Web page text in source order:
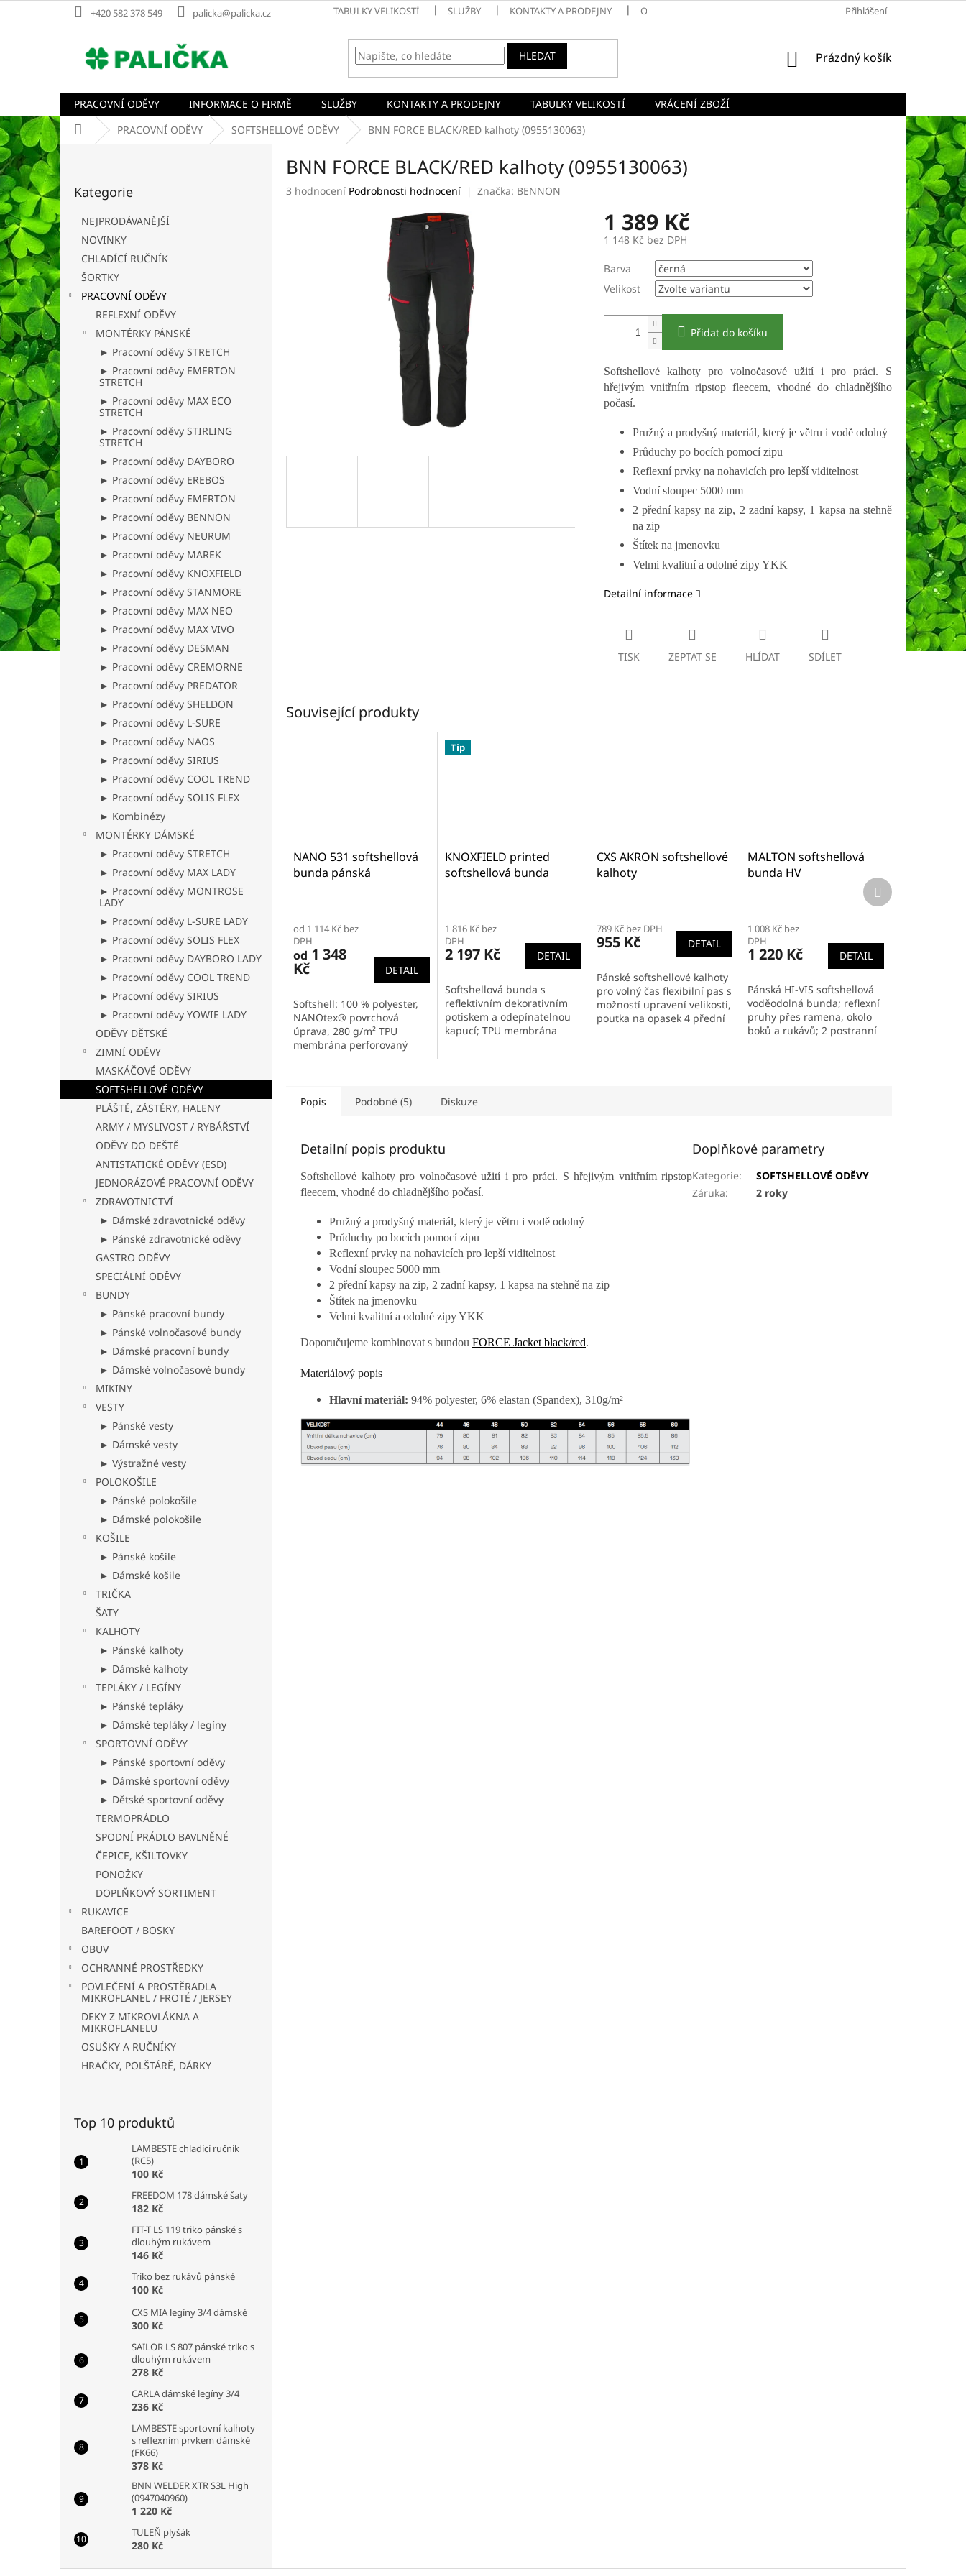
na
+420 582 378 549 palicka@palicka.cz TABULKY VELIKOSTÍ SLUŽBY KONTAKTY A PRODEJNY OBCHODNÍ PODMÍNKY PODMÍNKY OCHRANY OSOBNÍCH ÚDAJŮ
Přihlášení
HLEDAT
NÁKUPNÍ
Prázdný košík
PRACOVNÍ ODĚVY INFORMACE O FIRMĚ SLUŽBY KONTAKTY A PRODEJNY TABULKY VELIKOSTÍ
VRÁCENÍ ZBOŽÍ
Domů PRACOVNÍ ODĚVY SOFTSHELLOVÉ ODĚVY BNN FORCE BLACK/RED kalhoty (0955130063)
P
o
s
t
r
a
n
n
í
p
a
n
l
kategorie
Kategorie
NEJPRODÁVANĚJŠÍ
NOVINKY
CHLADÍCÍ RUČNÍK
ŠORTKY
PRACOVNÍ ODĚVY
REFLEXNÍ ODĚVY
MONTÉRKY PÁNSKÉ
► Pracovní oděvy STRETCH
► Pracovní oděvy EMERTON
STRETCH
► Pracovní oděvy MAX ECO
STRETCH
► Pracovní oděvy STIRLING
STRETCH
► Pracovní oděvy DAYBORO
► Pracovní oděvy EREBOS
► Pracovní oděvy EMERTON
► Pracovní oděvy BENNON
► Pracovní oděvy NEURUM
► Pracovní oděvy MAREK
► Pracovní oděvy KNOXFIELD
► Pracovní oděvy STANMORE
► Pracovní oděvy MAX NEO
► Pracovní oděvy MAX VIVO
► Pracovní oděvy DESMAN
► Pracovní oděvy CREMORNE
► Pracovní oděvy PREDATOR
► Pracovní oděvy SHELDON
► Pracovní oděvy L-SURE
► Pracovní oděvy NAOS
► Pracovní oděvy SIRIUS
► Pracovní oděvy COOL TREND
► Pracovní oděvy SOLIS FLEX
► Kombinézy
MONTÉRKY DÁMSKÉ
► Pracovní oděvy STRETCH
► Pracovní oděvy MAX LADY
► Pracovní oděvy MONTROSE
LADY
► Pracovní oděvy L-SURE LADY
► Pracovní oděvy SOLIS FLEX
► Pracovní oděvy DAYBORO LADY
► Pracovní oděvy COOL TREND
► Pracovní oděvy SIRIUS
► Pracovní oděvy YOWIE LADY
ODĚVY DĚTSKÉ
ZIMNÍ ODĚVY
MASKÁČOVÉ ODĚVY
SOFTSHELLOVÉ ODĚVY
PLÁŠTĚ, ZÁSTĚRY, HALENY
ARMY / MYSLIVOST / RYBÁŘSTVÍ
ODĚVY DO DEŠTĚ
ANTISTATICKÉ ODĚVY (ESD)
JEDNORÁZOVÉ PRACOVNÍ ODĚVY
ZDRAVOTNICTVÍ
► Dámské zdravotnické oděvy
► Pánské zdravotnické oděvy
GASTRO ODĚVY
SPECIÁLNÍ ODĚVY
BUNDY
► Pánské pracovní bundy
► Pánské volnočasové bundy
► Dámské pracovní bundy
► Dámské volnočasové bundy
MIKINY
VESTY
► Pánské vesty
► Dámské vesty
► Výstražné vesty
POLOKOŠILE
► Pánské polokošile
► Dámské polokošile
KOŠILE
► Pánské košile
► Dámské košile
TRIČKA
ŠATY
KALHOTY
► Pánské kalhoty
► Dámské kalhoty
TEPLÁKY / LEGÍNY
► Pánské tepláky
► Dámské tepláky / legíny
SPORTOVNÍ ODĚVY
► Pánské sportovní oděvy
► Dámské sportovní oděvy
► Dětské sportovní oděvy
TERMOPRÁDLO
SPODNÍ PRÁDLO BAVLNĚNÉ
ČEPICE, KŠILTOVKY
PONOŽKY
DOPLŇKOVÝ SORTIMENT
RUKAVICE
BAREFOOT / BOSKY
OBUV
OCHRANNÉ PROSTŘEDKY
POVLEČENÍ A PROSTĚRADLA
MIKROFLANEL / FROTÉ / JERSEY
DEKY Z MIKROVLÁKNA A
MIKROFLANELU
OSUŠKY A RUČNÍKY
HRAČKY, POLŠTÁRĚ, DÁRKY
Top 10 produktů
LAMBESTE chladící ručník
(RC5)
100 Kč
FREEDOM 178 dámské šaty
182 Kč
FIT-T LS 119 triko pánské s
dlouhým rukávem
146 Kč
Triko bez rukávů pánské
100 Kč
CXS MIA legíny 3/4 dámské
300 Kč
SAILOR LS 807 pánské triko s
dlouhým rukávem
278 Kč
CARLA dámské legíny 3/4
236 Kč
LAMBESTE sportovní kalhoty
s reflexním prvkem dámské
(FK66)
378 Kč
BNN WELDER XTR S3L High
(0947040960)
1 220 Kč
TULEŇ plyšák
280 Kč
BNN FORCE BLACK/RED kalhoty (0955130063)
Průměrné
3 hodnocení Podrobnosti hodnocení Značka: BENNON
1 389 Kč
1 148 Kč bez DPH
cena:
Barva
Velikost
Přidat do košíku
Softshellové kalhoty pro volnočasové užití i pro práci. S
hřejivým vnitřním ripstop fleecem, vhodné do chladnějšího
počasí.
Pružný a prodyšný materiál, který je větru i vodě odolný
Průduchy po bocích pomocí zipu
Reflexní prvky na nohavicích pro lepší viditelnost
Vodní sloupec 5000 mm
2 přední kapsy na zip, 2 zadní kapsy, 1 kapsa na stehně
na zip
Štítek na jmenovku
Velmi kvalitní a odolné zipy YKK
Detailní informace
TISK ZEPTAT SE HLÍDAT SDÍLET
Související produkty
NANO 531 softshellová
bunda pánská
produktu
je
5,0
z
hvězdiček.
od 1 114 Kč bez
DPH
od 1 348
Kč DETAIL
Softshell: 100 % polyester,
NANOtex® povrchová
úprava, 280 g/m² TPU
membrána perforovaný
g/m²/24 hod...
Tip
KNOXFIELD printed
softshellová bunda
1 816 Kč bez
DPH
2 197 Kč DETAIL
Softshellová bunda s
reflektivním dekorativním
potiskem a odepínatelnou
kapucí; TPU membrána
CXS AKRON softshellové
kalhoty
789 Kč bez DPH
955 Kč DETAIL
Pánské softshellové kalhoty
pro volný čas flexibilní pas s
možností upravení velikosti,
poutka na opasek 4 přední
MALTON softshellová
bunda HV
1 008 Kč bez
DPH
1 220 Kč DETAIL
Pánská HI-VIS softshellová
voděodolná bunda; reflexní
pruhy přes ramena, okolo
boků a rukávů; 2 postranní
Další
produkt
Popis Podobné (5) Diskuze
Detailní popis produktu
Softshellové kalhoty pro volnočasové užití i pro práci. S hřejivým vnitřním ripstop
fleecem, vhodné do chladnějšího počasí.
Pružný a prodyšný materiál, který je větru i vodě odolný
Průduchy po bocích pomocí zipu
Reflexní prvky na nohavicích pro lepší viditelnost
Vodní sloupec 5000 mm
2 přední kapsy na zip, 2 zadní kapsy, 1 kapsa na stehně na zip
Štítek na jmenovku
Velmi kvalitní a odolné zipy YKK
Doporučujeme kombinovat s bundou FORCE Jacket black/red.
Materiálový popis
Hlavní materiál: 94% polyester, 6% elastan (Spandex), 310g/m²
Doplňkové parametry
Kategorie:
SOFTSHELLOVÉ ODĚVY
Záruka: 2 roky